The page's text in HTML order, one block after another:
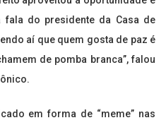
do presidente da Casa de
aí que quem gosta de paz é
de pomba branca”, falou
em forma de “meme” nas